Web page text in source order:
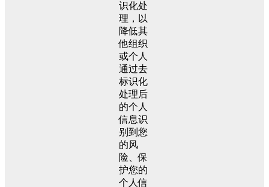
识化处
理，以
降低其
他组织
或个人
通过去
标识化
处理后
的个人
信息识
别到您
的风
险、保
护您的
个人信